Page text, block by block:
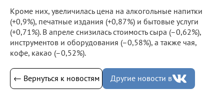
Кроме них, увеличилась цена на алкогольные напитки
(+0,9%), печатные издания (+0,87%) и бытовые услуги
(+0,71%). В апреле снизилась стоимость сыра (–0,62%),
инструментов и оборудования (–0,58%), а также чая,
кофе, какао (–0,52%).
← Вернуться к новостям Другие новости в